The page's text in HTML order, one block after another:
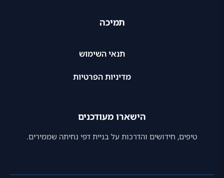
תמיכה
תנאי השימוש
מדיניות הפרטיות
הישארו מעודכנים
טיפים, חידושים והדרכות על בניית דפי נחיתה שממירים.